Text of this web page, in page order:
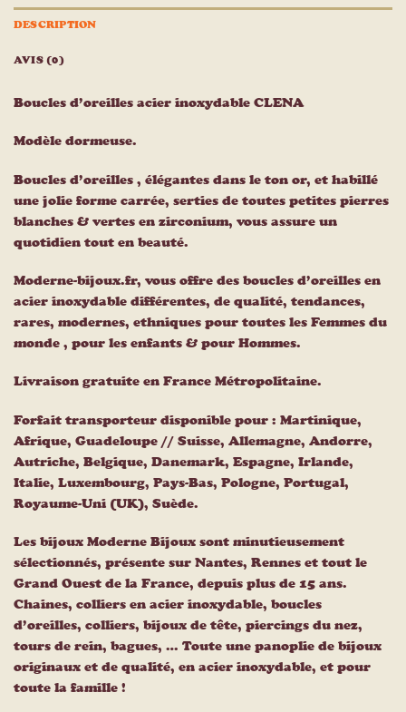
DESCRIPTION
AVIS (0)
Boucles d’oreilles acier inoxydable CLENA
Modèle dormeuse.
Boucles d’oreilles , élégantes dans le ton or, et habillé
une jolie forme carrée, serties de toutes petites pierres
blanches & vertes en zirconium, vous assure un
quotidien tout en beauté.
Moderne-bijoux.fr, vous offre des boucles d’oreilles en
acier inoxydable différentes, de qualité, tendances,
rares, modernes, ethniques pour toutes les Femmes du
monde , pour les enfants & pour Hommes.
Livraison gratuite en France Métropolitaine.
Forfait transporteur disponible pour : Martinique,
Afrique, Guadeloupe // Suisse, Allemagne, Andorre,
Autriche, Belgique, Danemark, Espagne, Irlande,
Italie, Luxembourg, Pays-Bas, Pologne, Portugal,
Royaume-Uni (UK), Suède.
Les bijoux Moderne Bijoux sont minutieusement
sélectionnés, présente sur Nantes, Rennes et tout le
Grand Ouest de la France, depuis plus de 15 ans.
Chaines, colliers en acier inoxydable, boucles
d’oreilles, colliers, bijoux de tête, piercings du nez,
tours de rein, bagues, … Toute une panoplie de bijoux
originaux et de qualité, en acier inoxydable, et pour
toute la famille !